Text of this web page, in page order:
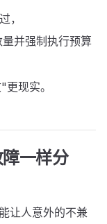
，
并强制执行预算
现实。
一样分
让人意外的不兼